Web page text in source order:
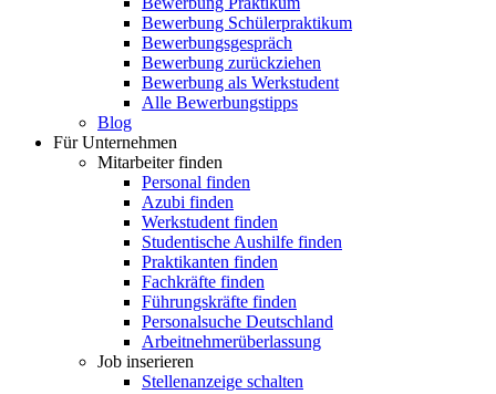
Bewerbung Schülerpraktikum
Bewerbungsgespräch
Bewerbung zurückziehen
Bewerbung als Werkstudent
Alle Bewerbungstipps
Blog
Für Unternehmen
Mitarbeiter finden
Personal finden
Azubi finden
Werkstudent finden
Studentische Aushilfe finden
Praktikanten finden
Fachkräfte finden
Führungskräfte finden
Personalsuche Deutschland
Arbeitnehmerüberlassung
Job inserieren
Stellenanzeige schalten